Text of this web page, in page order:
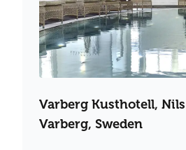
Varberg Kusthotell,
Varberg, Sweden